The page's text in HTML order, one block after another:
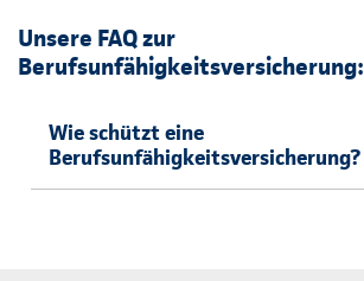
Unsere FAQ zur
Berufsunfähigkeitsversicherung:
Wie schützt eine
Berufsunfähigkeitsversicherung?